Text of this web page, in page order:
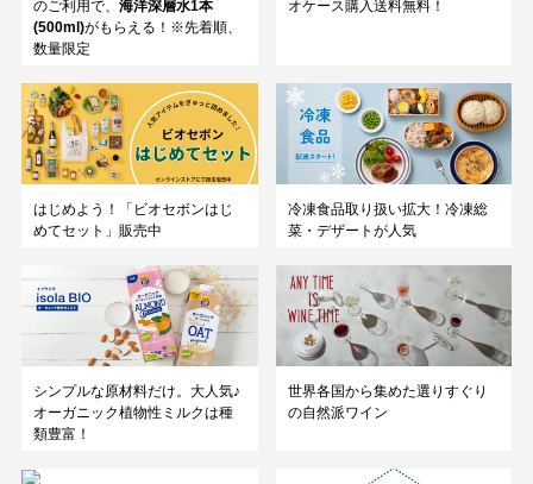
のご利用で、 海洋深層水1本
(500ml)がもらえる！※先着順、
数量限定
オケース購入送料無料！
はじめよう！「ビオセボンはじ
めてセット」販売中
冷凍食品取り扱い拡大！冷凍総
菜・デザートが人気
シンプルな原材料だけ。大人気♪
オーガニック植物性ミルクは種
類豊富！
世界各国から集めた選りすぐり
の自然派ワイン